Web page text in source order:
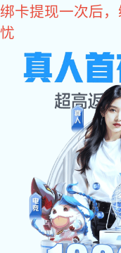
彩神
面板螺钉
不锈钢十一字面板三组